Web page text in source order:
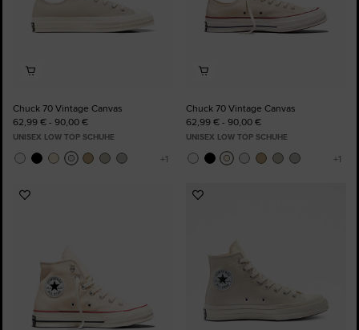
Chuck 70 Vintage Canvas
62,99 € - 90,00 €
UNISEX LOW TOP SCHUHE
Chuck 70 Vintage Canvas
62,99 € - 90,00 €
UNISEX LOW TOP SCHUHE
Zu
Zu